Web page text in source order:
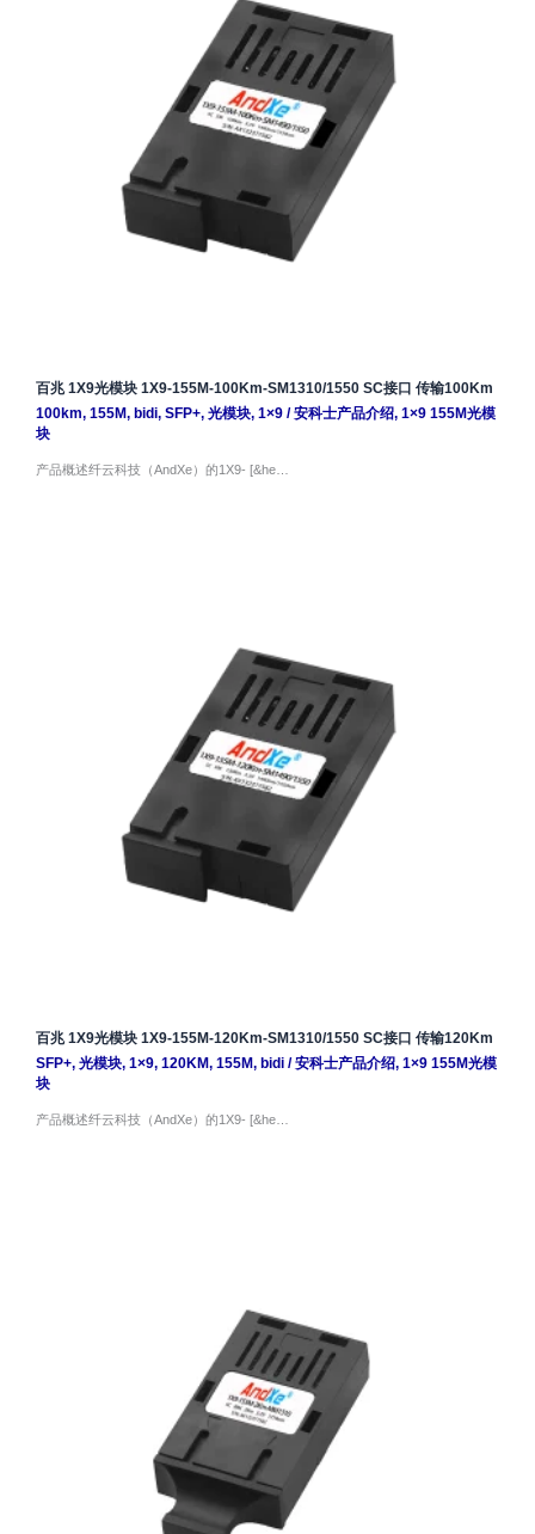
百兆 1X9光模块 1X9-155M-100Km-SM1310/1550 SC接口 传输100Km
100km, 155M, bidi, SFP+, 光模块, 1×9/安科士产品介绍, 1×9 155M光模
块
产品概述纤云科技（AndXe）的1X9- [&he…
百兆 1X9光模块 1X9-155M-120Km-SM1310/1550 SC接口 传输120Km
SFP+, 光模块, 1×9, 120KM, 155M, bidi/安科士产品介绍, 1×9 155M光模
块
产品概述纤云科技（AndXe）的1X9- [&he…